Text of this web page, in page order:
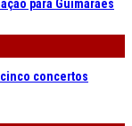
para Guimarães
concertos